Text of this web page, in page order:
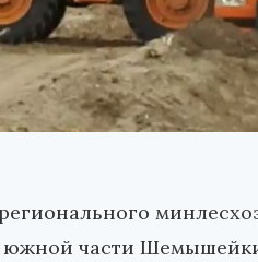
части